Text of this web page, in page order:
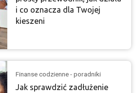
i co oznacza dla Twojej
kieszeni
Finanse codzienne - poradniki
Jak sprawdzić zadłużenie